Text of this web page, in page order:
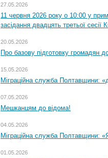
27.05.2026
11 червня 2026 року о 10:00 у
засідання двадцять третьої
20.05.2026
Про базову підготовку громадян
15.05.2026
Міграційна служба Полтавщини:
07.05.2026
Мешканцям до відома!
04.05.2026
Міграційна служба Полтавщини:
01.05.2026